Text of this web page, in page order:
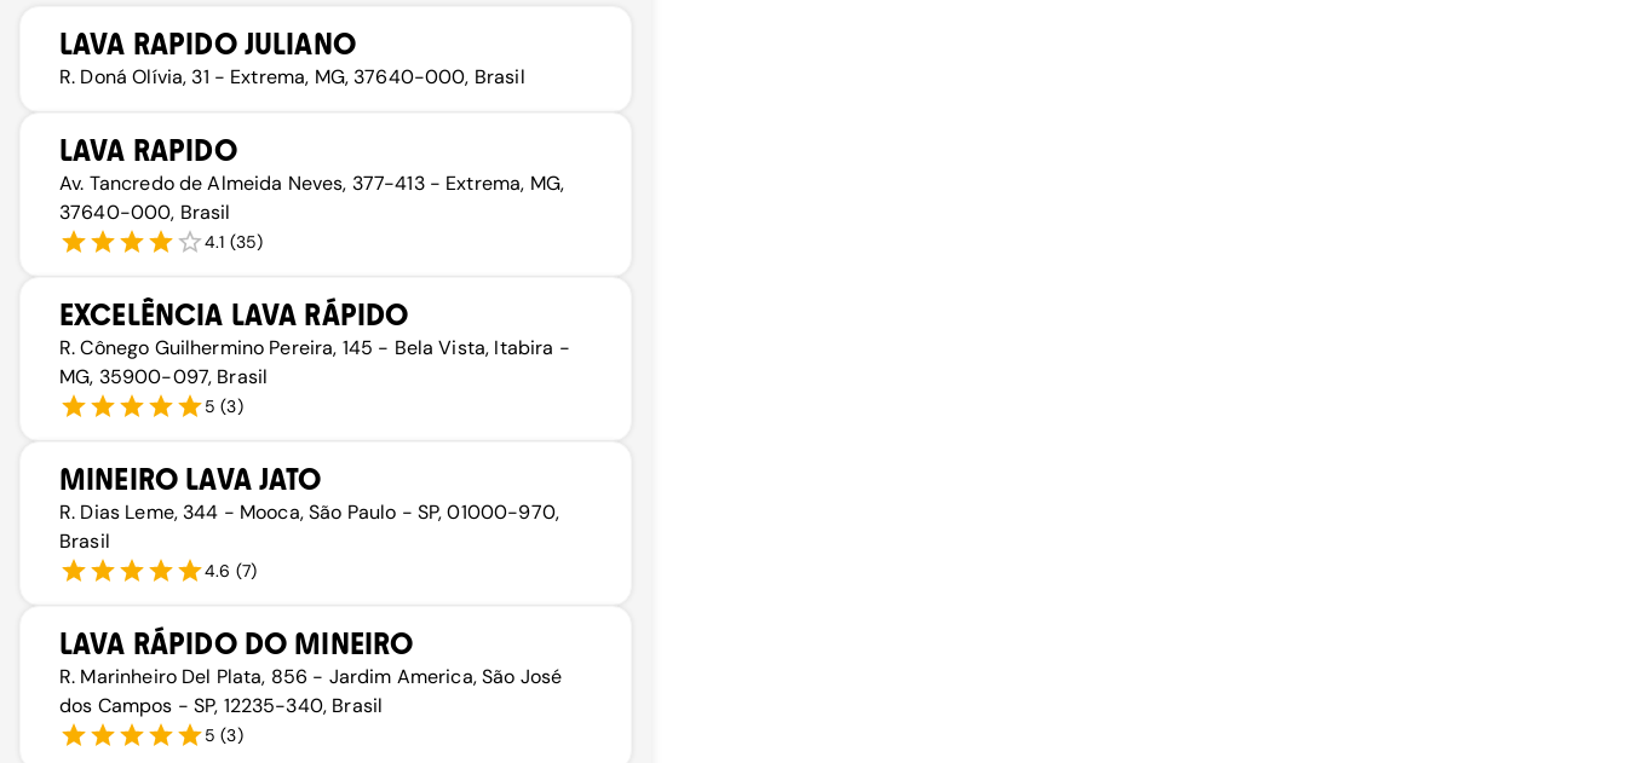
LAVA RAPIDO JULIANO
R. Doná Olívia, 31 - Extrema, MG, 37640-000, Brasil
LAVA RAPIDO
Av. Tancredo de Almeida Neves, 377-413 - Extrema, MG,
37640-000, Brasil
4.1 (35)
EXCELÊNCIA LAVA RÁPIDO
R. Cônego Guilhermino Pereira, 145 - Bela Vista, Itabira -
MG, 35900-097, Brasil
5 (3)
MINEIRO LAVA JATO
R. Dias Leme, 344 - Mooca, São Paulo - SP, 01000-970,
Brasil
4.6 (7)
LAVA RÁPIDO DO MINEIRO
R. Marinheiro Del Plata, 856 - Jardim America, São José
dos Campos - SP, 12235-340, Brasil
5 (3)